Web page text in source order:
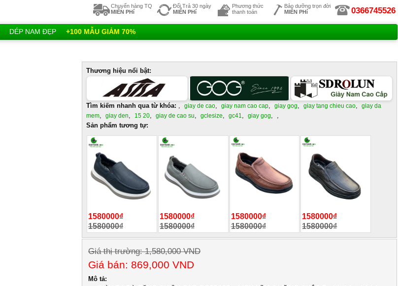
Chuyển hàng TQ
MIỄN PHí
Đổi,Trả 30 ngày
MIỄN PHí
Phương thức
thanh toán
Bảo dưỡng trọn đời
MIỄN PHí
0366745526
DÉP NAM ĐẸP +100 MẪU GIẢM 70%
Thương hiệu nổi bật:
Tìm kiếm nhanh qua từ khóa: giay de cao giay nam cao cap giay gog giay tang chieu cao
giay da
mem
giay den 15 20 giay de cao su gclesize gc41 giay gog
Sản phẩm tương tự:
1580000₫
1580000₫
1580000₫
1580000₫
1580000₫
1580000₫
1580000₫
1580000₫
Giá thị trường: 1,580,000 VND
Giá bán: 869,000 VND
Mô tả: